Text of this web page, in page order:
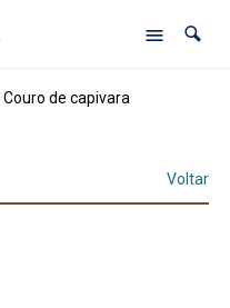
Couro de capivara
Voltar